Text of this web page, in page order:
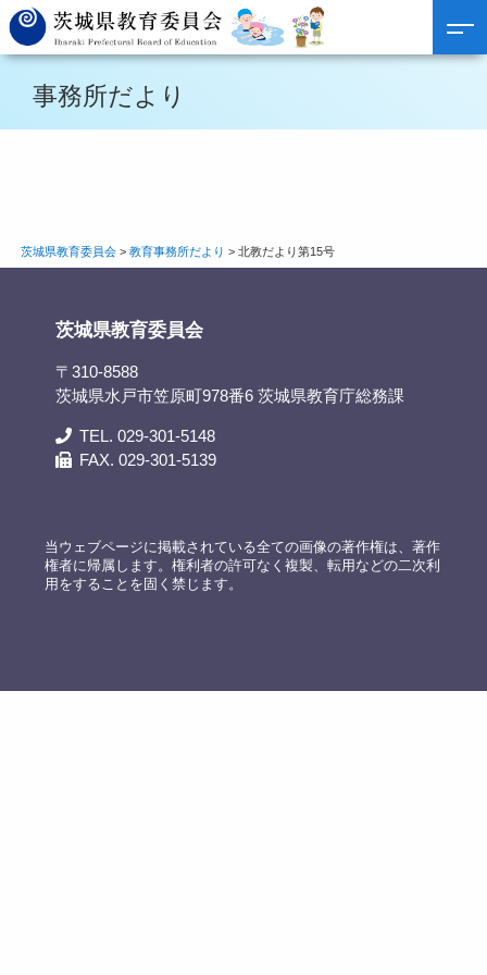
事務所だより
茨城県教育委員会> 教育事務所だより > 北教だより第15号
茨城県教育委員会
〒310-8588
茨城県水戸市笠原町978番6 茨城県教育庁総務課
TEL. 029-301-5148
FAX. 029-301-5139
当ウェブページに掲載されている全ての画像の著作権は、著作
権者に帰属します。権利者の許可なく複製、転用などの二次利
用をすることを固く禁じます。